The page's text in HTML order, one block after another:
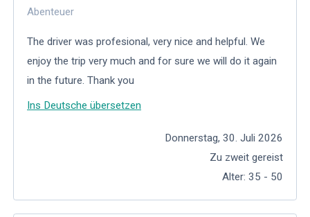
Abenteuer
The driver was profesional, very nice and helpful. We
enjoy the trip very much and for sure we will do it again
in the future. Thank you
Ins Deutsche übersetzen
Donnerstag, 30. Juli 2026
Zu zweit gereist
Alter: 35 - 50